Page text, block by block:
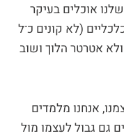
אוכלים בעיקר
(לא קונים כ־ל
אטרטר הלוך ושוב
אנחנו מלמדים
גם גבול לעצמו מול